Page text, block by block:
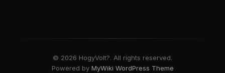
© 2026 HogyVolt?. All rights reserved.
Powered by MyWiki WordPress Theme